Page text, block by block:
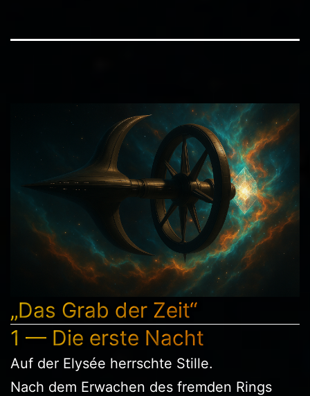
„Das Grab der Zeit“
1 — Die erste Nacht
Auf der Elysée herrschte Stille.
Nach dem Erwachen des fremden Rings